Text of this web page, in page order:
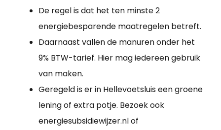
De regel is dat het ten minste 2
energiebesparende maatregelen betreft.
Daarnaast vallen de manuren onder het
9% BTW-tarief. Hier mag iedereen gebruik
van maken.
Geregeld is er in Hellevoetsluis een groene
lening of extra potje. Bezoek ook
energiesubsidiewijzer.nl of